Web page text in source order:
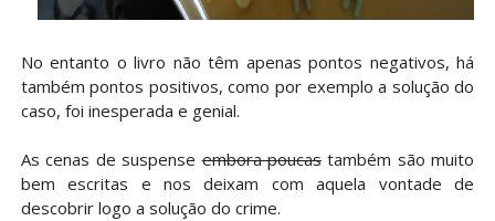
No entanto o livro não têm apenas pontos negativos, há
também pontos positivos, como por exemplo a solução do
caso, foi inesperada e genial.
As cenas de suspenseembora poucastambém são muito
bem escritas e nos deixam com aquela vontade de
descobrir logo a solução do crime.